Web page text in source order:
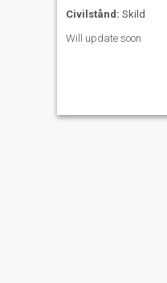
Civilstånd: Skild
Will update soon